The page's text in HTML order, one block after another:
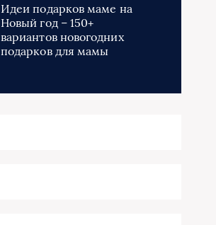
Идеи подарков маме на
Новый год – 150+
вариантов новогодних
подарков для мамы